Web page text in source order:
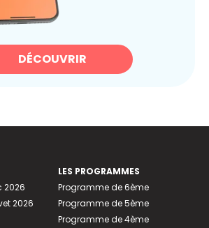
DÉCOUVRIR
2026
2026
LES PROGRAMMES
Programme de 6ème
Programme de 5ème
Programme de 4ème